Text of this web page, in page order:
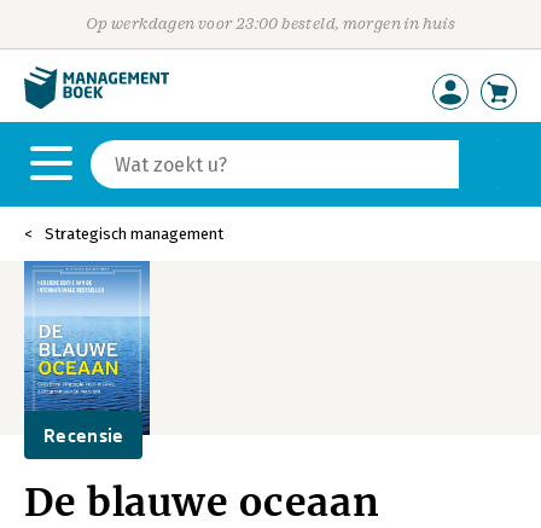
Op werkdagen voor 23:00 besteld, morgen in huis
Strategisch management
Recensie
De blauwe oceaan